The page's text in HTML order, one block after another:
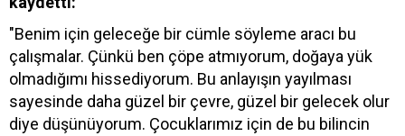
"Benim için geleceğe bir cümle söyleme aracı bu
çalışmalar. Çünkü ben çöpe atmıyorum, doğaya yük
olmadığımı hissediyorum. Bu anlayışın yayılması
sayesinde daha güzel bir çevre, güzel bir gelecek olur
diye düşünüyorum. Çocuklarımız için de bu bilincin